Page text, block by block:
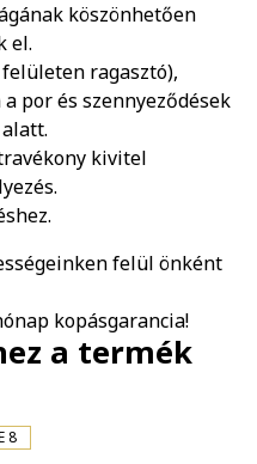
köszönhetően
el.
ragasztó),
por és szennyeződések
kivitel
felül önként
kopásgarancia!
a termék
8